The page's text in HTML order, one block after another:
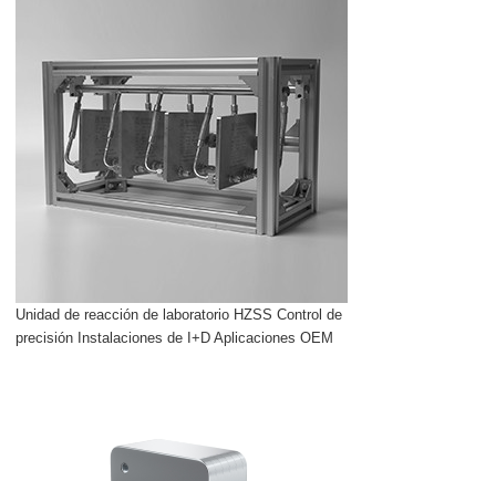
Unidad de reacción de laboratorio HZSS Control de
precisión Instalaciones de I+D Aplicaciones OEM